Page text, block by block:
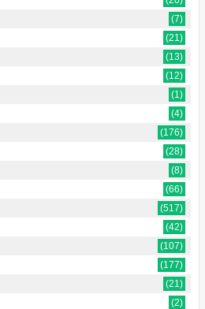
(7)
(21)
(13)
(12)
(1)
(4)
(176)
(28)
(8)
(66)
(517)
(42)
(107)
(177)
(21)
(2)